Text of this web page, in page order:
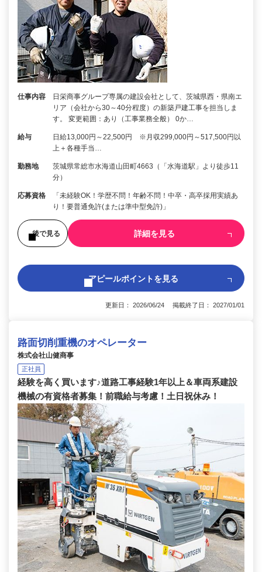
仕事内容
日栄商事グループ専属の建設会社として、茨城県西・県南エ
リア（会社から30～40分程度）の新築戸建工事を担当しま
す。 変更範囲：あり（工事業務全般） 0か…
給与
日給13,000円～22,500円 ※月収299,000円～517,500円以
上＋各種手当…
勤務地
茨城県常総市水海道山田町4663（「水海道駅」より徒歩11
分）
応募資格
「未経験OK！学歴不問！年齢不問！中卒・高卒採用実績あ
り！要普通免許(または準中型免許)」
後で見る 詳細を見る
アピールポイントを見る
更新日： 2026/06/24 掲載終了日： 2027/01/01
路面切削重機のオペレーター
株式会社山健商事
正社員
経験を高く買います♪道路工事経験1年以上＆車両系建設
機械の有資格者募集！前職給与考慮！土日祝休み！